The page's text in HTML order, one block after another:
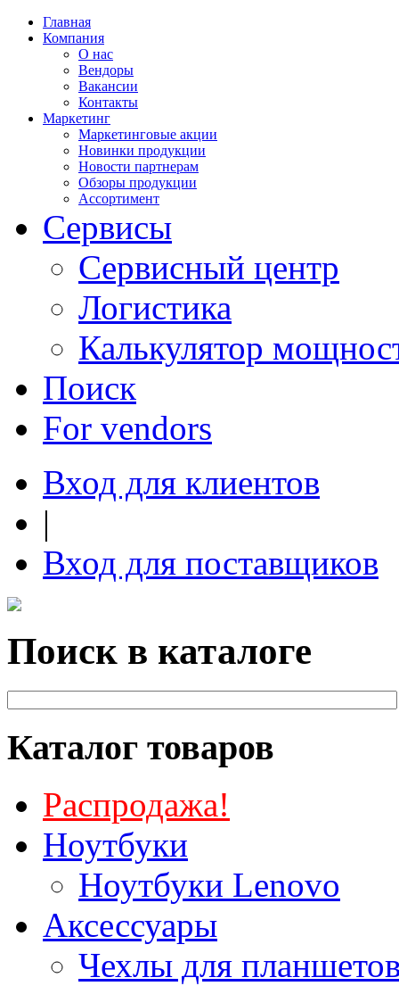
Главная
Компания
О нас
Вендоры
Вакансии
Контакты
Маркетинг
Маркетинговые акции
Новинки продукции
Новости партнерам
Обзоры продукции
Ассортимент
Сервисы
Сервисный центр
Логистика
Калькулятор
Поиск
For vendors
Вход для клиентов
|
Вход для поставщиков
Поиск в каталоге
Каталог товаров
Распродажа!
Ноутбуки
Ноутбуки Lenovo
Аксессуары
Чехлы для